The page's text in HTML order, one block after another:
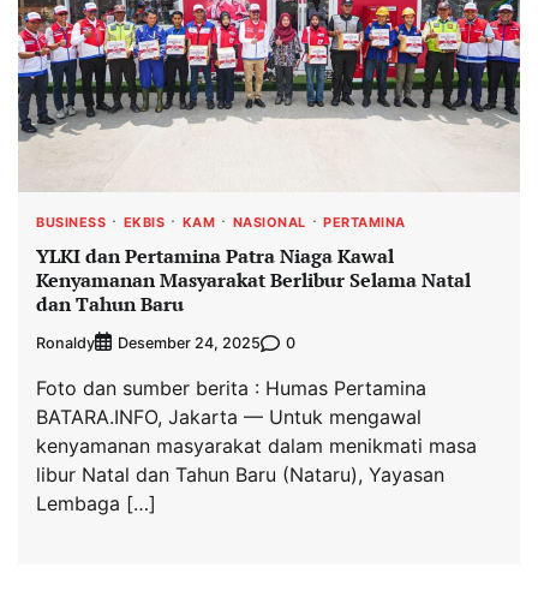
BUSINESS EKBIS KAM NASIONAL PERTAMINA
YLKI dan Pertamina Patra Niaga Kawal
Kenyamanan Masyarakat Berlibur Selama Natal
dan Tahun Baru
Ronaldy Desember 24, 2025 0
Foto dan sumber berita : Humas Pertamina
BATARA.INFO, Jakarta — Untuk mengawal
kenyamanan masyarakat dalam menikmati masa
libur Natal dan Tahun Baru (Nataru), Yayasan
Lembaga […]